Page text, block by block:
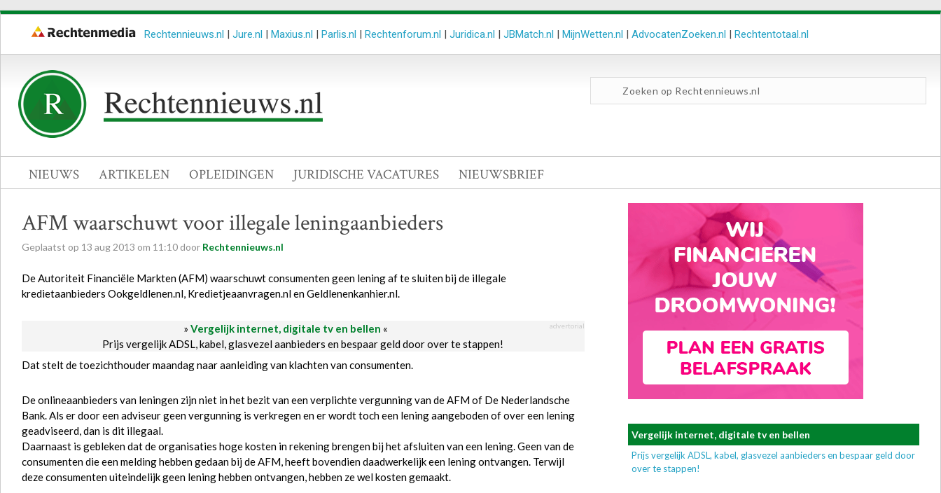
Rechtennieuws.nl | Jure.nl | Maxius.nl | Parlis.nl | Rechtenforum.nl | Juridica.nl | JBMatch.nl | MijnWetten.nl | AdvocatenZoeken.nl | Rechtentotaal.nl
NIEUWS ARTIKELEN OPLEIDINGEN JURIDISCHE VACATURES NIEUWSBRIEF
AFM waarschuwt voor illegale leningaanbieders
Geplaatst op 13 aug 2013 om 11:10 door Rechtennieuws.nl
De Autoriteit Financiële Markten (AFM) waarschuwt consumenten geen lening af te sluiten bij de illegale
kredietaanbieders Ookgeldlenen.nl, Kredietjeaanvragen.nl en Geldlenenkanhier.nl.
» Vergelijk internet, digitale tv en bellen « advertorial
Prijs vergelijk ADSL, kabel, glasvezel aanbieders en bespaar geld door over te stappen!
Dat stelt de toezichthouder maandag naar aanleiding van klachten van consumenten.
De onlineaanbieders van leningen zijn niet in het bezit van een verplichte vergunning van de AFM of De Nederlandsche
Bank. Als er door een adviseur geen vergunning is verkregen en er wordt toch een lening aangeboden of over een lening
geadviseerd, dan is dit illegaal.
Daarnaast is gebleken dat de organisaties hoge kosten in rekening brengen bij het afsluiten van een lening. Geen van de
consumenten die een melding hebben gedaan bij de AFM, heeft bovendien daadwerkelijk een lening ontvangen. Terwijl
deze consumenten uiteindelijk geen lening hebben ontvangen, hebben ze wel kosten gemaakt.
Vergelijk internet, digitale tv en bellen
Prijs vergelijk ADSL, kabel, glasvezel aanbieders en bespaar geld door
over te stappen!